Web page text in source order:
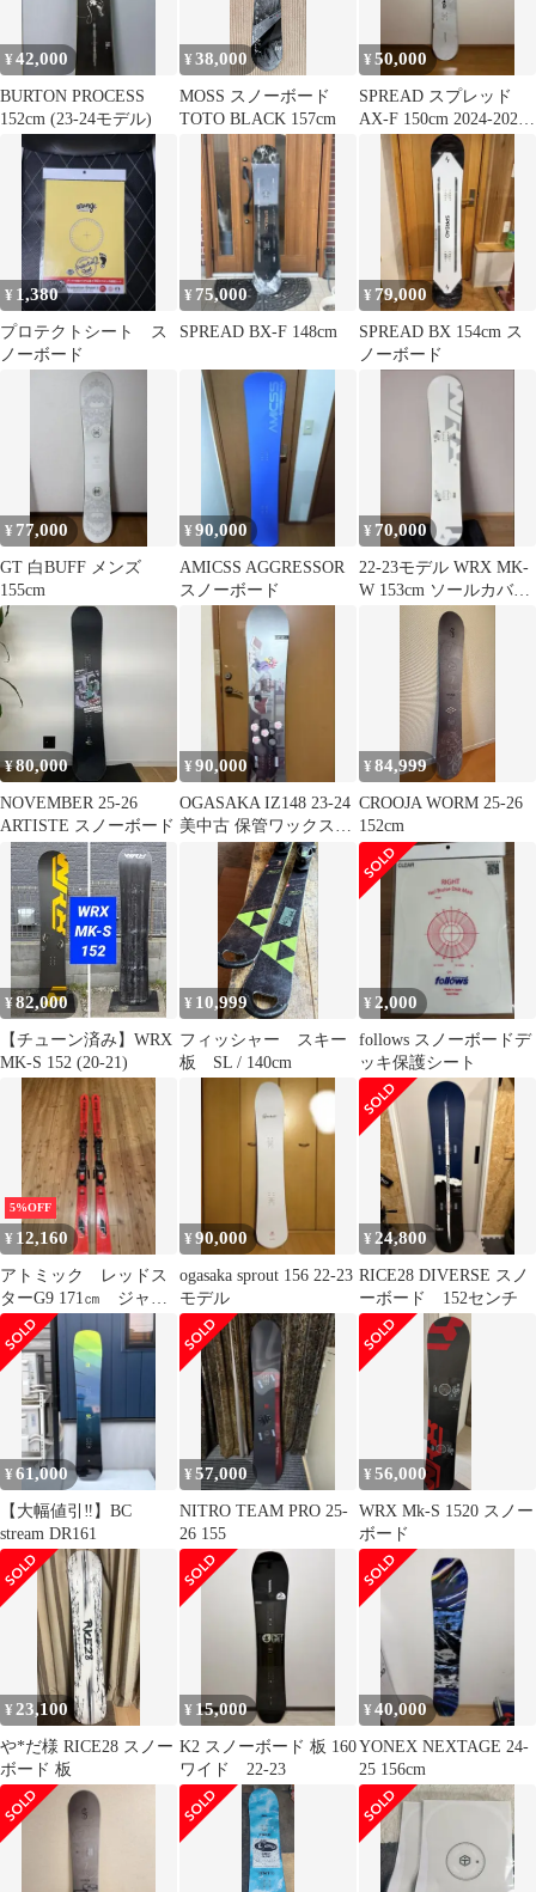
¥42,000
BURTON PROCESS
152cm (23-24モデル)
¥38,000
MOSS スノーボード
TOTO BLACK 157cm
¥50,000
SPREAD スプレッド
AX-F 150cm 2024-2025
モデル
¥ 1,380
プロテクトシート ス
ノーボード
¥ 75,000
SPREAD BX-F 148cm
¥ 79,000
SPREAD BX 154cm ス
ノーボード
¥ 77,000
GT 白BUFF メンズ
155cm
¥90,000
AMICSS AGGRESSOR
スノーボード
¥ 70,000
22-23モデル WRX MK-
W 153cm ソールカバー
¥80,000
NOVEMBER 25-26
ARTISTE スノーボード
¥90,000
OGASAKA IZ148 23-24
美中古 保管ワックス済
デッキ全面保護シート
¥84,999
CROOJA WORM 25-26
152cm
¥82,000
【チューン済み】WRX
MK-S 152 (20-21)
¥ 10,999
フィッシャー スキー
板 SL / 140cm
¥ 2,000
follows スノーボードデ
ッキ保護シート
5%OFF
¥ 12,160
アトミック レッドス
ターG9 171㎝ ジャン
ク品
¥90,000
ogasaka sprout 156 22-23
モデル
¥ 24,800
RICE28 DIVERSE スノ
ーボード 152センチ
¥61,000
【大幅値引‼️】BC
stream DR161
¥57,000
NITRO TEAM PRO 25-
26 155
¥56,000
WRX Mk-S 1520 スノー
ボード
¥ 23,100
や*だ様 RICE28 スノー
ボード 板
¥ 15,000
K2 スノーボード 板 160
ワイド 22-23
¥40,000
YONEX NEXTAGE 24-
25 156cm